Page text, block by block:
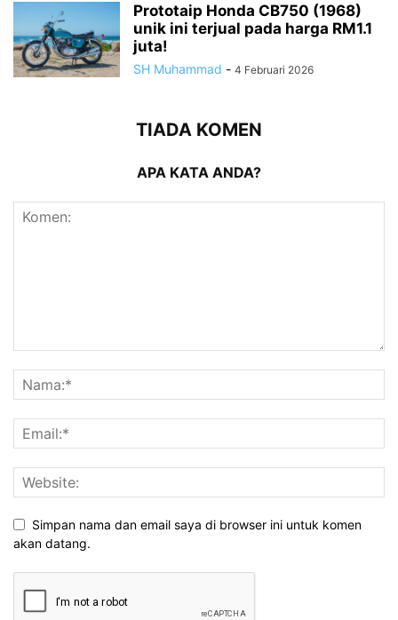
Prototaip Honda CB750 (1968)
unik ini terjual pada harga RM1.1
juta!
SH Muhammad - 4 Februari 2026
TIADA KOMEN
APA KATA ANDA?
Simpan nama dan email saya di browser ini untuk komen
akan datang.